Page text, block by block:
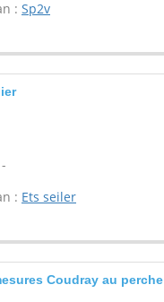
: Sp2v
: Ets seiler
Coudray au perche